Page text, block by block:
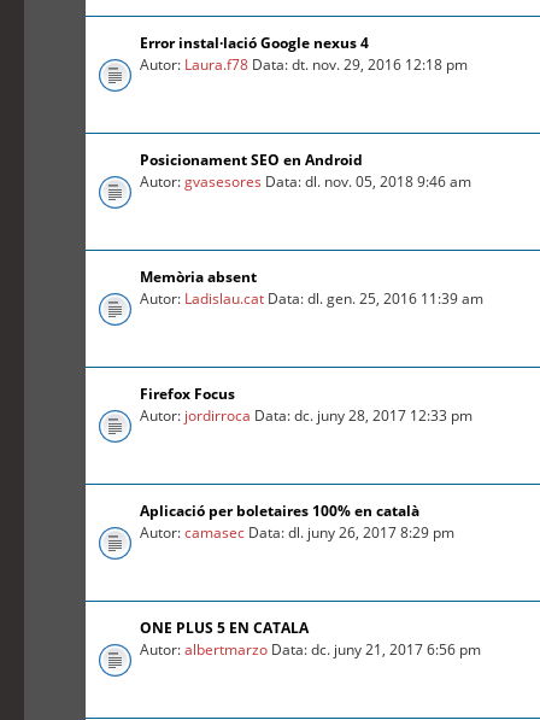
Error instal·lació Google nexus 4
Autor: Laura.f78 Data: dt. nov. 29, 2016 12:18 pm
Posicionament SEO en Android
Autor:gvasesores Data: dl. nov. 05, 2018 9:46 am
Memòria absent
Autor: Ladislau.cat Data: dl. gen. 25, 2016 11:39 am
Firefox Focus
Autor: jordirroca Data: dc. juny 28, 2017 12:33 pm
Aplicació per boletaires 100% en català
Autor:camasec Data: dl. juny 26, 2017 8:29 pm
ONE PLUS 5 EN CATALA
Autor:albertmarzo Data: dc. juny 21, 2017 6:56 pm